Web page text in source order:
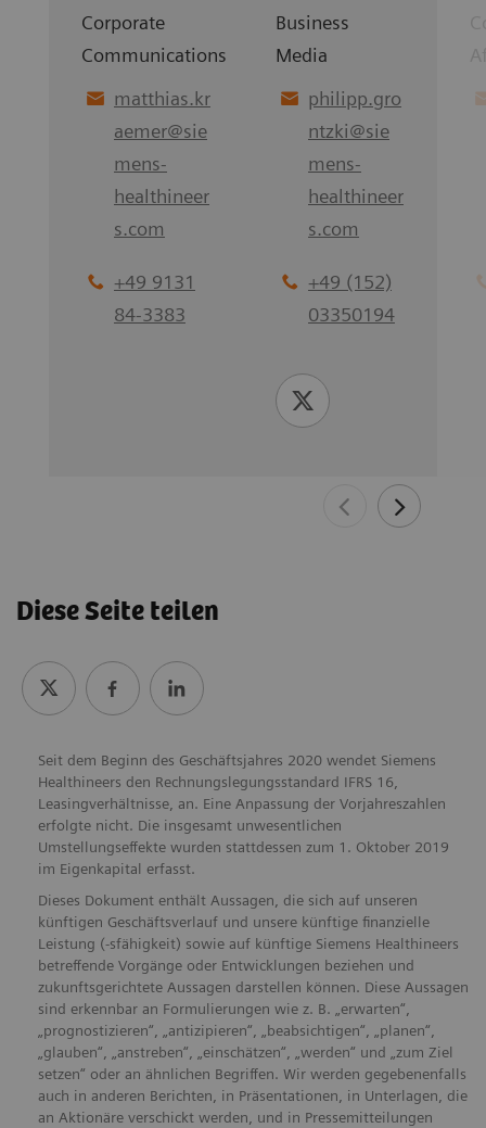
Corporate
Communications
matthias.kr
aemer@sie
mens-
healthineer
s.com
+49 9131
84-3383
Business
Media
philipp.gro
ntzki@sie
mens-
healthineer
s.com
+49 (152)
03350194
Diese Seite teilen
Seit dem Beginn des Geschäftsjahres 2020 wendet Siemens
Healthineers den Rechnungslegungsstandard IFRS 16,
Leasingverhältnisse, an. Eine Anpassung der Vorjahreszahlen
erfolgte nicht. Die insgesamt unwesentlichen
Umstellungseffekte wurden stattdessen zum 1. Oktober 2019
im Eigenkapital erfasst.
Dieses Dokument enthält Aussagen, die sich auf unseren
künftigen Geschäftsverlauf und unsere künftige finanzielle
Leistung (-sfähigkeit) sowie auf künftige Siemens Healthineers
betreffende Vorgänge oder Entwicklungen beziehen und
zukunftsgerichtete Aussagen darstellen können. Diese Aussagen
sind erkennbar an Formulierungen wie z. B. „erwarten“,
„prognostizieren“, „antizipieren“, „beabsichtigen“, „planen“,
„glauben“, „anstreben“, „einschätzen“, „werden“ und „zum Ziel
setzen“ oder an ähnlichen Begriffen. Wir werden gegebenenfalls
auch in anderen Berichten, in Präsentationen, in Unterlagen, die
an Aktionäre verschickt werden, und in Pressemitteilungen